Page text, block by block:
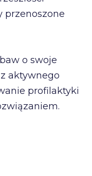
przenoszone
o swoje
aktywnego
profilaktyki